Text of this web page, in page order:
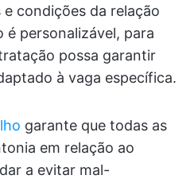
condições da relação
é personalizável, para
possa garantir
à vaga específica.
garante que todas as
em relação ao
a evitar mal-